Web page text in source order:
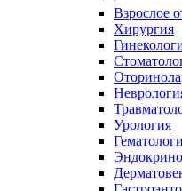
Взрослое
Хирургия
Урология